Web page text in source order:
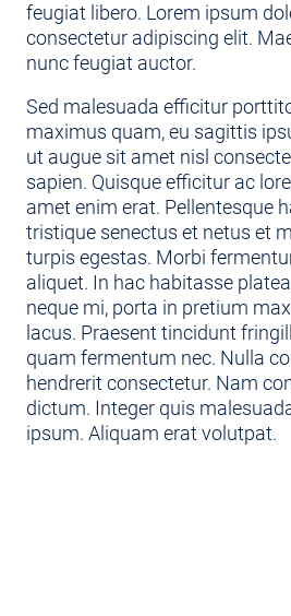
feugiat libero. Lorem ipsum
consectetur adipiscing elit.
nunc feugiat auctor.
Sed malesuada efficitur
maximus quam, eu sagittis
ut augue sit amet nisl
sapien. Quisque efficitur ac
amet enim erat. Pellentesque
tristique senectus et netus et
turpis egestas. Morbi
aliquet. In hac habitasse
neque mi, porta in pretium
lacus. Praesent tincidunt
quam fermentum nec. Nulla
hendrerit consectetur. Nam
dictum. Integer quis
ipsum. Aliquam erat volutpat.